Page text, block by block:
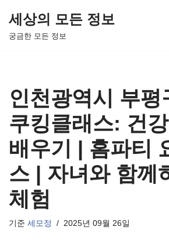
콘
건
너
뛰
기
세상의 모든 정보
궁금한 모든 정보
인천광역시 부평
쿠킹클래스: 건
배우기 | 홈파티
스 | 자녀와 함께
체험
기준 세모정 2025년 09월 26일